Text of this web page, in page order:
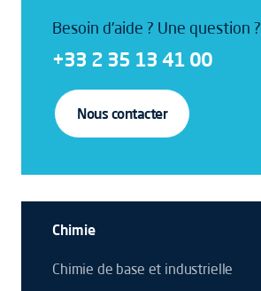
Besoin d'aide ? Une question ?
+33 2 35 13 41 00
Nous contacter
Chimie
Chimie de base et industrielle